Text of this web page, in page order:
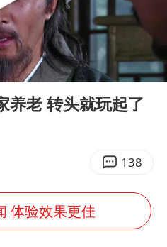
泰国初中生饮弹自尽前开了26枪
几元成本的AI广告导致千万市值蒸发
会主席赛宋蓬逝世
豚将正面袭击贯穿浙江
市回来了吗
10:30
养老 转头就玩起了
138
体验效果更佳